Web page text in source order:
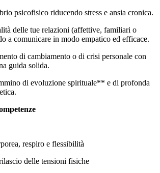
psicofisico riducendo stress e ansia cronica.
delle tue relazioni (affettive, familiari o
a comunicare in modo empatico ed efficace.
di cambiamento o di crisi personale con
guida solida.
di evoluzione spirituale** e di profonda
respiro e flessibilità
delle tensioni fisiche